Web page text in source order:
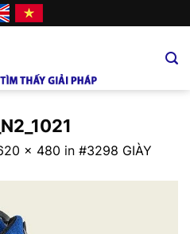
× 480 in #3298 GIÀY